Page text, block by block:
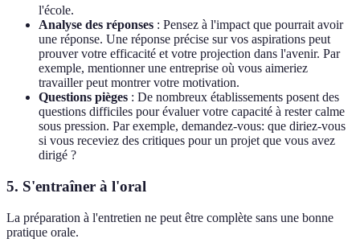
l'école.
Analyse des réponses : Pensez à l'impact que pourrait avoir
une réponse. Une réponse précise sur vos aspirations peut
prouver votre efficacité et votre projection dans l'avenir. Par
exemple, mentionner une entreprise où vous aimeriez
travailler peut montrer votre motivation.
Questions pièges : De nombreux établissements posent des
questions difficiles pour évaluer votre capacité à rester calme
sous pression. Par exemple, demandez-vous: que diriez-vous
si vous receviez des critiques pour un projet que vous avez
dirigé ?
5. S'entraîner à l'oral
La préparation à l'entretien ne peut être complète sans une bonne
pratique orale.